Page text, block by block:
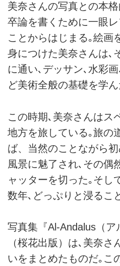
美奈さんの写真との本
卒論を書くために一眼
ことからはじまる｡絵画
身につけた美奈さんは､
に通い､デッサン､水彩
ど美術全般の基礎を学ん
この時期､美奈さんはス
地方を旅している｡旅の
ば、当然のことながら
風景に魅了され､その偶
ャッターを切った｡そし
数年､どっぷりと浸るこ
写真集『Al-Andalus（ア
（桜花出版）は､美奈
いをまとめたものだ｡こ